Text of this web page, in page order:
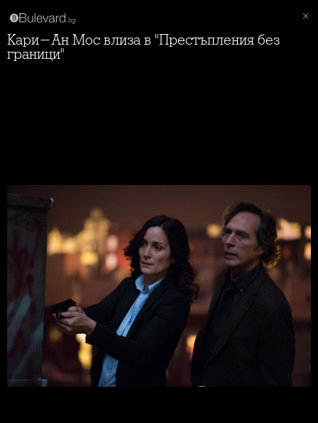
Кари-Ан Мос влиза в "Престъпления без
граници"